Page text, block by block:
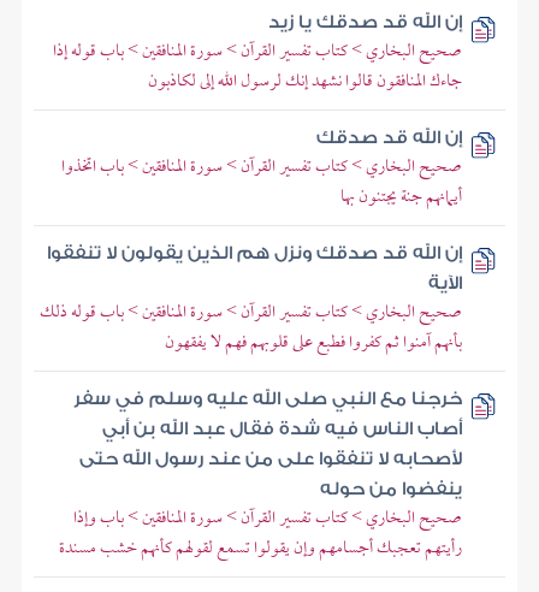
إن الله قد صدقك يا زيد
صحيح البخاري > كتاب تفسير القرآن > سورة المنافقين > باب قوله إذا
جاءك المنافقون قالوا نشهد إنك لرسول الله إلى لكاذبون
إن الله قد صدقك
صحيح البخاري > كتاب تفسير القرآن > سورة المنافقين > باب اتخذوا
أيمانهم جنة يجتنون بها
إن الله قد صدقك ونزل هم الذين يقولون لا تنفقوا
الآية
صحيح البخاري > كتاب تفسير القرآن > سورة المنافقين > باب قوله ذلك
بأنهم آمنوا ثم كفروا فطبع على قلوبهم فهم لا يفقهون
خرجنا مع النبي صلى الله عليه وسلم في سفر
أصاب الناس فيه شدة فقال عبد الله بن أبي
لأصحابه لا تنفقوا على من عند رسول الله حتى
ينفضوا من حوله
صحيح البخاري > كتاب تفسير القرآن > سورة المنافقين > باب وإذا
رأيتهم تعجبك أجسامهم وإن يقولوا تسمع لقولهم كأنهم خشب مسندة